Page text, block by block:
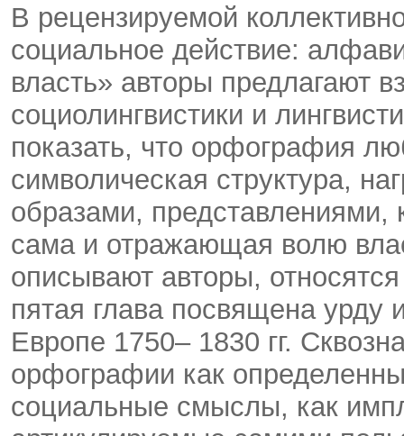
В рецензируемой
социальное действие:
власть» авторы предлагают
социолингвистики и
показать, что орфография
символическая структура,
образами,
сама и отражающая волю
описывают авторы,
пятая глава посвящена
Европе 1750– 1830 гг.
орфографии как
социальные смыслы, как